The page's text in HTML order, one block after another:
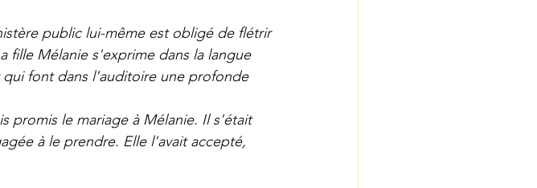
public lui-même est obligé de flétrir
fille Mélanie s'exprime dans la langue
qui font dans l'auditoire une profonde
promis le mariage à Mélanie. Il s'était
à le prendre. Elle l'avait accepté,